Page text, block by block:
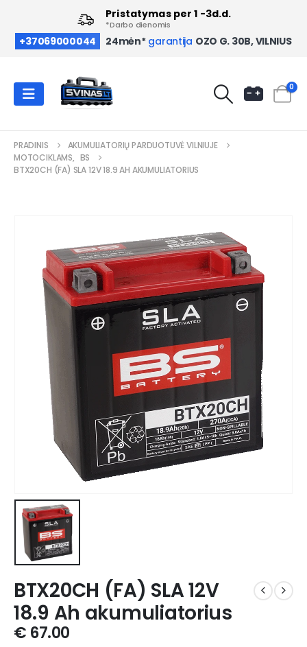
+37069000044 24mėn* garantija OZO G. 30B, VILNIUS
Pristatymas per 1 -3d.d.
*Darbo dienomis
0
PRADINIS
AKUMULIATORIŲ PARDUOTUVĖ VILNIUJE
MOTOCIKLAMS, BS
BTX20CH (FA) SLA 12V 18.9 AH AKUMULIATORIUS
BTX20CH (FA) SLA 12V
18.9 Ah akumuliatorius
€ 67.00